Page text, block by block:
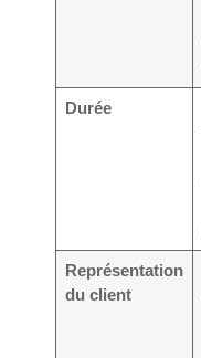
Durée
Représentation
du client